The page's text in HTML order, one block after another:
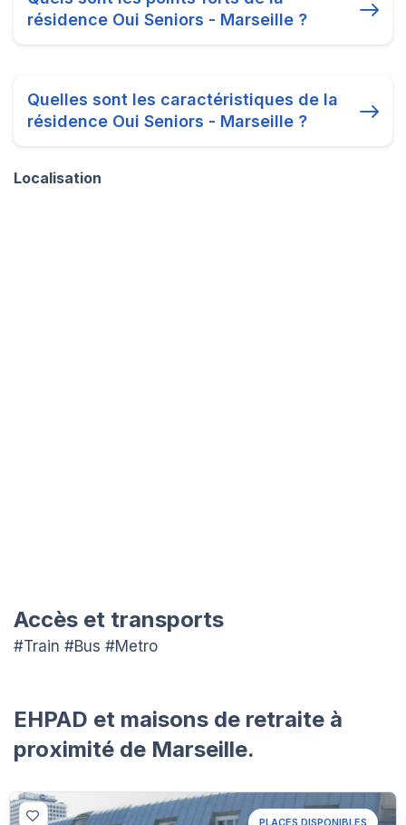
résidence Oui Seniors - Marseille ?
Quelles sont les caractéristiques de la
résidence Oui Seniors - Marseille ?
Localisation
Accès et transports
#Train #Bus #Metro
EHPAD et maisons de retraite à
proximité de Marseille.
PLACES DISPONIBLES